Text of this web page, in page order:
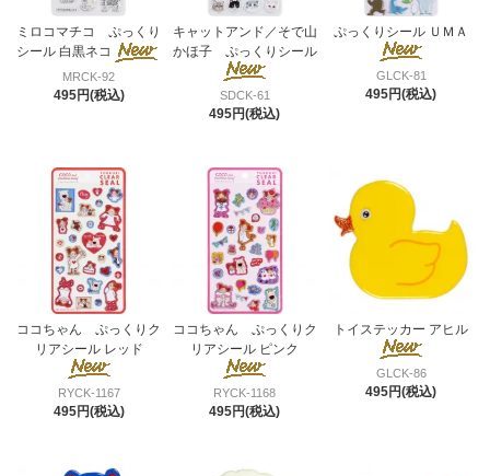
ミロコマチコ ぷっくり
シール 白黒ネコ
MRCK-92
495円(税込)
キャットアンド／そで山
かほ子 ぷっくりシール
SDCK-61
495円(税込)
ぷっくりシール ＵＭＡ
GLCK-81
495円(税込)
ココちゃん ぷっくりク
リアシール レッド
RYCK-1167
495円(税込)
ココちゃん ぷっくりク
リアシール ピンク
RYCK-1168
495円(税込)
トイステッカー アヒル
GLCK-86
495円(税込)